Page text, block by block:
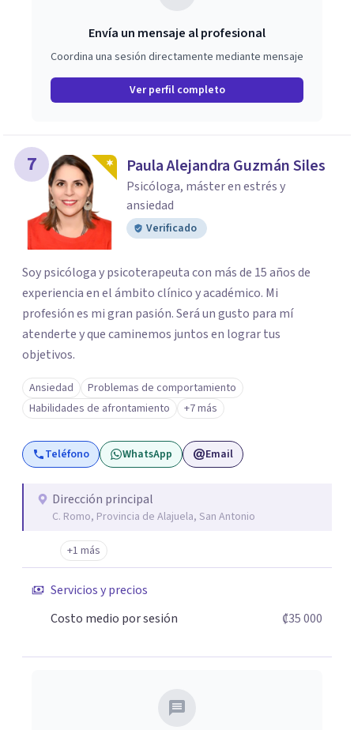
Envía un mensaje al profesional
Coordina una sesión directamente mediante mensaje
Ver perfil completo
7 Paula Alejandra Guzmán Siles
Psicóloga, máster en estrés y
ansiedad
Verificado
Soy psicóloga y psicoterapeuta con más de 15 años de
experiencia en el ámbito clínico y académico. Mi
profesión es mi gran pasión. Será un gusto para mí
atenderte y que caminemos juntos en lograr tus
objetivos.
Ansiedad
Problemas de comportamiento
Habilidades de afrontamiento
+7 más
Teléfono WhatsApp Email
Dirección principal
C. Romo, Provincia de Alajuela, San Antonio
+1 más
Servicios y precios
Costo medio por sesión
₡35 000